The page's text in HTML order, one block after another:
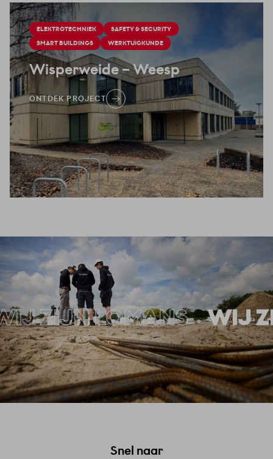
ELEKTROTECHNIEK
SAFETY & SECURITY
SMART BUILDINGS
WERKTUIGKUNDE
Wisperweide– Weesp
ONTDEK PROJECT
LOMANS WIJ ZIJN
Snel naar